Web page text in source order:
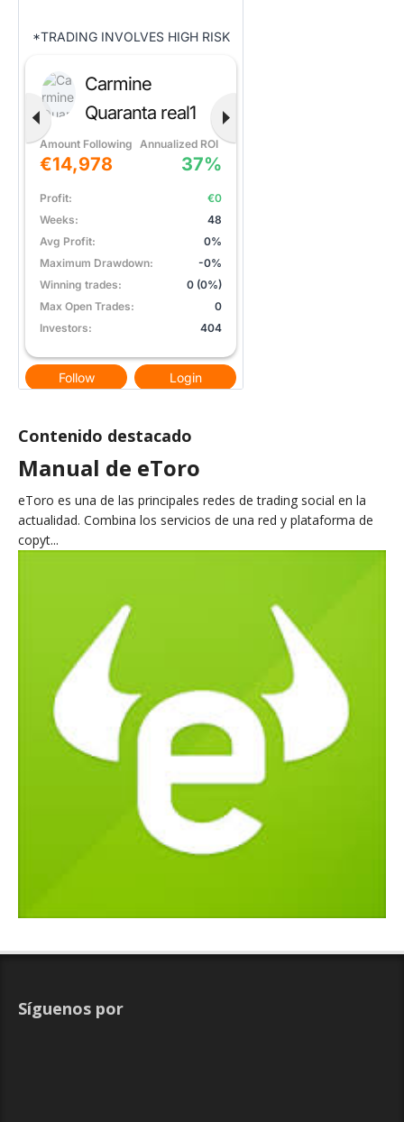
Contenido destacado
Manual de eToro
eToro es una de las principales redes de trading social en la
actualidad. Combina los servicios de una red y plataforma de
copyt...
Síguenos por